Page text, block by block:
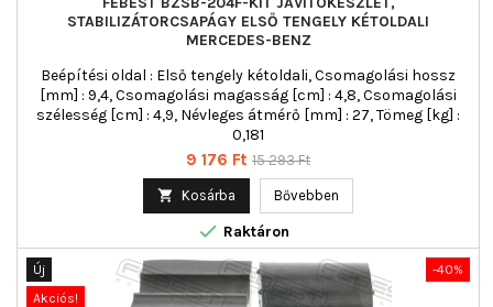
STABILIZÁTORCSAPÁGY ELSŐ TENGELY KÉTOLDALI
MERCEDES-BENZ
Beépítési oldal : Első tengely kétoldali, Csomagolási hossz
[mm] : 9,4, Csomagolási magasság [cm] : 4,8, Csomagolási
szélesség [cm] : 4,9, Névleges átmérő [mm] : 27, Tömeg [kg] :
0,181
Ár
9 176 Ft Normál
15 293 Ft
 Kosárba Bővebben
 Raktáron
-40%
Új
Akciós!